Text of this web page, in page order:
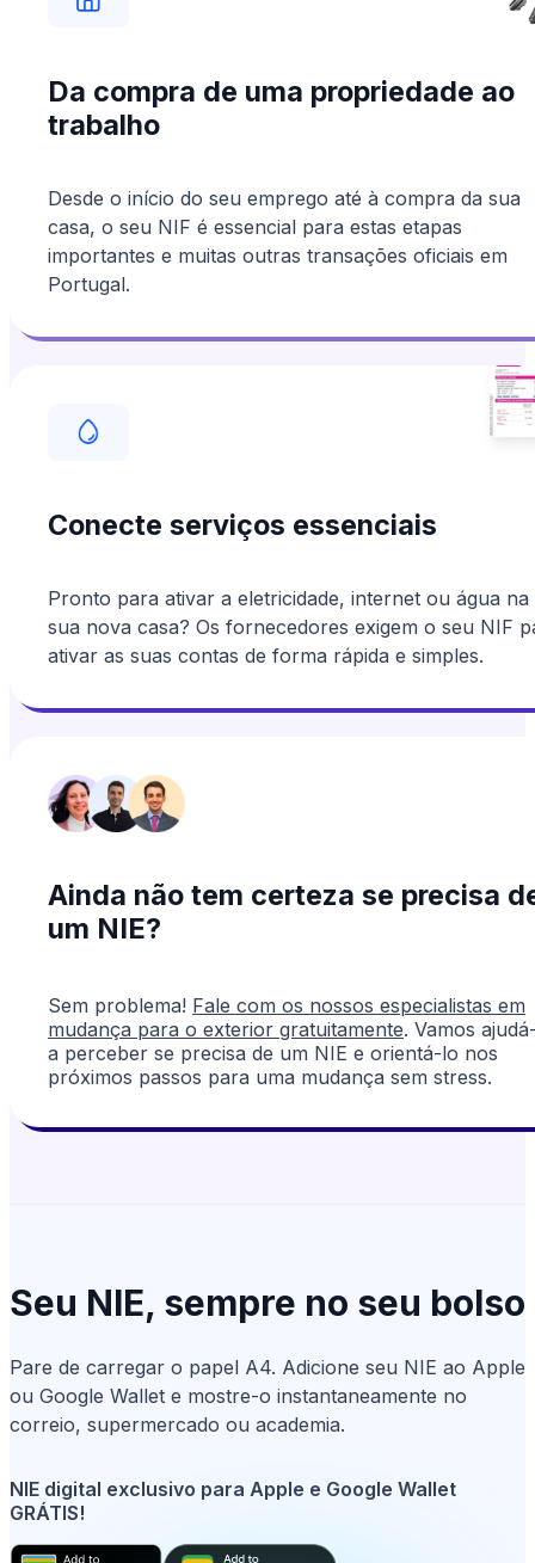
Da compra de uma propriedade ao
trabalho
Desde o início do seu emprego até à compra da sua
casa, o seu NIF é essencial para estas etapas
importantes e muitas outras transações oficiais em
Portugal.
Conecte serviços essenciais
Pronto para ativar a eletricidade, internet ou água na
sua nova casa? Os fornecedores exigem o seu NIF
ativar as suas contas de forma rápida e simples.
Ainda não tem certeza se precisa
um NIE?
Sem problema! Fale com os nossos especialistas em
mudança para o exterior gratuitamente. Vamos
a perceber se precisa de um NIE e orientá-lo nos
próximos passos para uma mudança sem stress.
Seu NIE, sempre no seu bolso
Pare de carregar o papel A4. Adicione seu NIE ao Apple
ou Google Wallet e mostre-o instantaneamente no
correio, supermercado ou academia.
NIE digital exclusivo para Apple e Google Wallet
GRÁTIS!